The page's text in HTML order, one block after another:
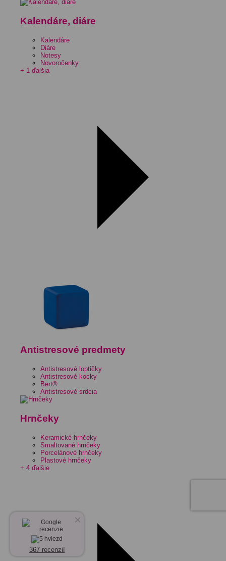
Kalendáre, diáre
Kalendáre
Diáre
Notesy
Novoročenky
+ 1 ďalšia
Antistresové predmety
Antistresové loptičky
Antistresové kocky
Bert®
Antistresové srdcia
Hrnčeky
Keramické hrnčeky
Smaltované hrnčeky
Porcelánové hrnčeky
Plastové hrnčeky
+ 4 ďalšie
×
367 recenzií